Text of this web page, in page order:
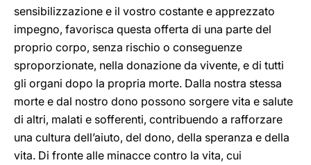
sensibilizzazione e il vostro costante e apprezzato
impegno, favorisca questa offerta di una parte del
proprio corpo, senza rischio o conseguenze
sproporzionate, nella donazione da vivente, e di tutti
gli organi dopo la propria morte. Dalla nostra stessa
morte e dal nostro dono possono sorgere vita e salute
di altri, malati e sofferenti, contribuendo a rafforzare
una cultura dell’aiuto, del dono, della speranza e della
vita. Di fronte alle minacce contro la vita, cui